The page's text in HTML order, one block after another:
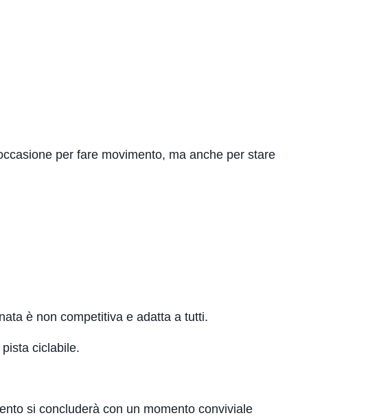
per fare movimento, ma anche per stare
è non competitiva e adatta a tutti.
ciclabile.
si concluderà con un momento conviviale